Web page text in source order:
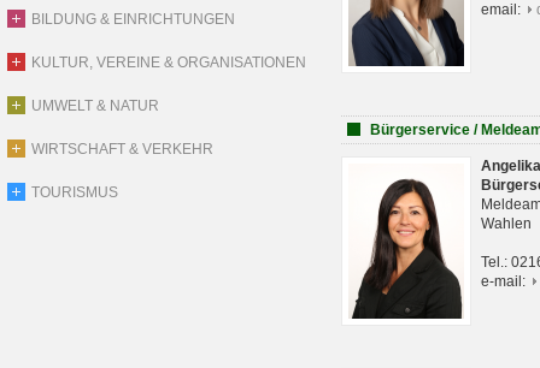
BILDUNG & EINRICHTUNGEN
KULTUR, VEREINE & ORGANISATIONEN
UMWELT & NATUR
WIRTSCHAFT & VERKEHR
TOURISMUS
email:
Bürgerservice /
Wahlen
Tel.:
e-mail: